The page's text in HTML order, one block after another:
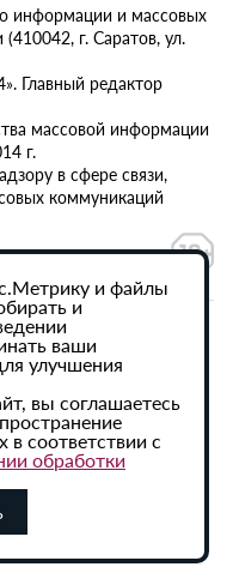
информации и массовых
г. Саратов, ул.
Главный редактор
массовой информации
г.
в сфере связи,
коммуникаций
данных
активная
и файлы
и
ваши
улучшения
вы соглашаетесь
соответствии с
обработки